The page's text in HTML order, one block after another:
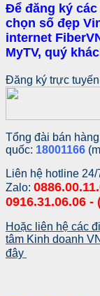
Để đăng ký các
chọn số đẹp
internet
MyTV, quý
Đăng ký trực
Tổng đài bán
quốc: 18001166
Liên hệ hotline
Zalo:
0916.31.06.06 -
Hoặc liên hệ các
tâm Kinh doanh
đây